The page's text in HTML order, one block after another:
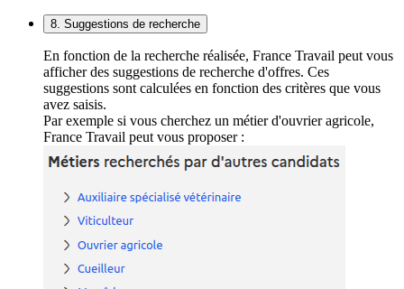
8. Suggestions de recherche
En fonction de la recherche réalisée, France Travail peut vous
afficher des suggestions de recherche d'offres. Ces
suggestions sont calculées en fonction des critères que vous
avez saisis.
Par exemple si vous cherchez un métier d'ouvrier agricole,
France Travail peut vous proposer :